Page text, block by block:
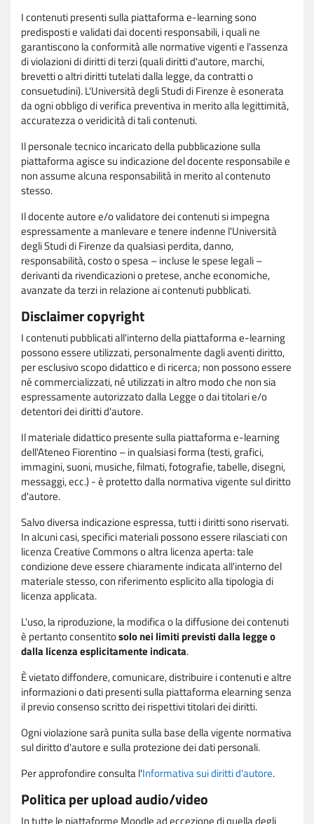
I contenuti presenti sulla piattaforma e-learning sono
predisposti e validati dai docenti responsabili, i quali ne
garantiscono la conformità alle normative vigenti e l'assenza
di violazioni di diritti di terzi (quali diritti d'autore, marchi,
brevetti o altri diritti tutelati dalla legge, da contratti o
consuetudini). L'Università degli Studi di Firenze è esonerata
da ogni obbligo di verifica preventiva in merito alla legittimità,
accuratezza o veridicità di tali contenuti.
Il personale tecnico incaricato della pubblicazione sulla
piattaforma agisce su indicazione del docente responsabile e
non assume alcuna responsabilità in merito al contenuto
stesso.
Il docente autore e/o validatore dei contenuti si impegna
espressamente a manlevare e tenere indenne l'Università
degli Studi di Firenze da qualsiasi perdita, danno,
responsabilità, costo o spesa – incluse le spese legali –
derivanti da rivendicazioni o pretese, anche economiche,
avanzate da terzi in relazione ai contenuti pubblicati.
Disclaimer copyright
I contenuti pubblicati all'interno della piattaforma e-learning
possono essere utilizzati, personalmente dagli aventi diritto,
per esclusivo scopo didattico e di ricerca; non possono essere
né commercializzati, né utilizzati in altro modo che non sia
espressamente autorizzato dalla Legge o dai titolari e/o
detentori dei diritti d'autore.
Il materiale didattico presente sulla piattaforma e-learning
dell'Ateneo Fiorentino – in qualsiasi forma (testi, grafici,
immagini, suoni, musiche, filmati, fotografie, tabelle, disegni,
messaggi, ecc.) - è protetto dalla normativa vigente sul diritto
d'autore.
Salvo diversa indicazione espressa, tutti i diritti sono riservati.
In alcuni casi, specifici materiali possono essere rilasciati con
licenza Creative Commons o altra licenza aperta: tale
condizione deve essere chiaramente indicata all'interno del
materiale stesso, con riferimento esplicito alla tipologia di
licenza applicata.
L'uso, la riproduzione, la modifica o la diffusione dei contenuti
è pertanto consentitosolo nei limiti previsti dalla legge o
dalla licenza esplicitamente indicata.
È vietato diffondere, comunicare, distribuire i contenuti e altre
informazioni o dati presenti sulla piattaforma elearning senza
il previo consenso scritto dei rispettivi titolari dei diritti.
Ogni violazione sarà punita sulla base della vigente normativa
sul diritto d'autore e sulla protezione dei dati personali.
Per approfondire consulta l'Informativa sui diritti d'autore.
Politica per upload audio/video
In tutte le piattaforme Moodle ad eccezione di quella degli